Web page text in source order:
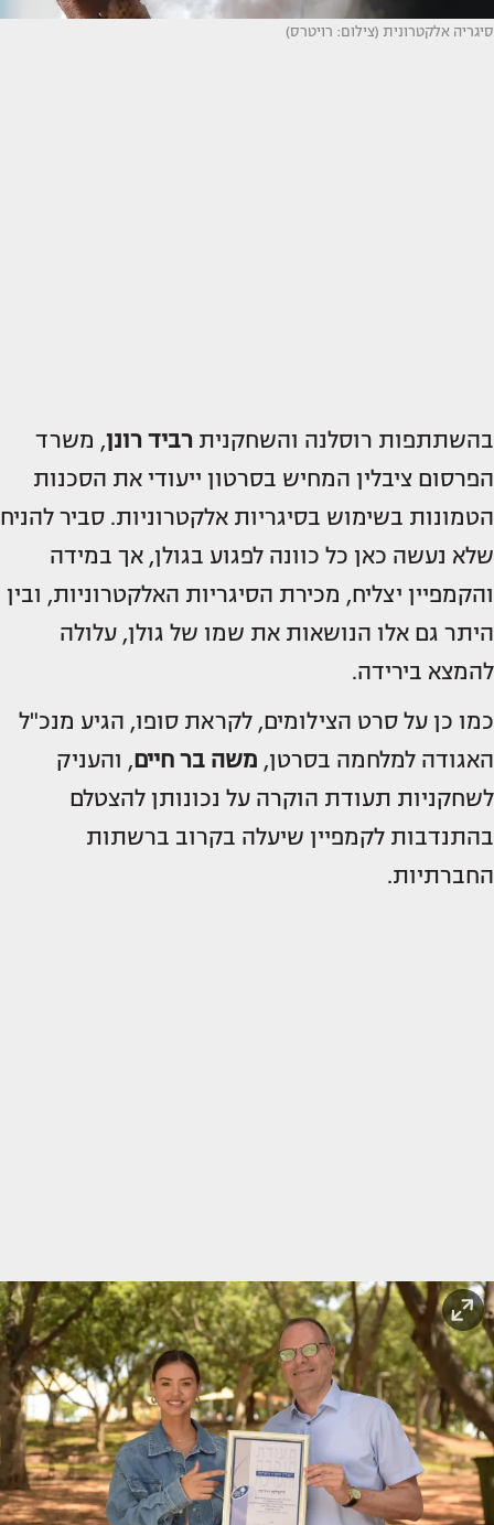
סיגריה אלקטרונית (צילום: רויטרס)
בהשתתפות רוסלנה והשחקנית רביד רונן, משרד
הפרסום ציבלין המחיש בסרטון ייעודי את הסכנות
הטמונות בשימוש בסיגריות אלקטרוניות. סביר להניח
שלא נעשה כאן כל כוונה לפגוע בגולן, אך במידה
והקמפיין יצליח, מכירת הסיגריות האלקטרוניות, ובין
היתר גם אלו הנושאות את שמו של גולן, עלולה
להמצא בירידה.
כמו כן על סרט הצילומים, לקראת סופו, הגיע מנכ"ל
האגודה למלחמה בסרטן, משה בר חיים, והעניק
לשחקניות תעודת הוקרה על נכונותן להצטלם
בהתנדבות לקמפיין שיעלה בקרוב ברשתות
החברתיות.